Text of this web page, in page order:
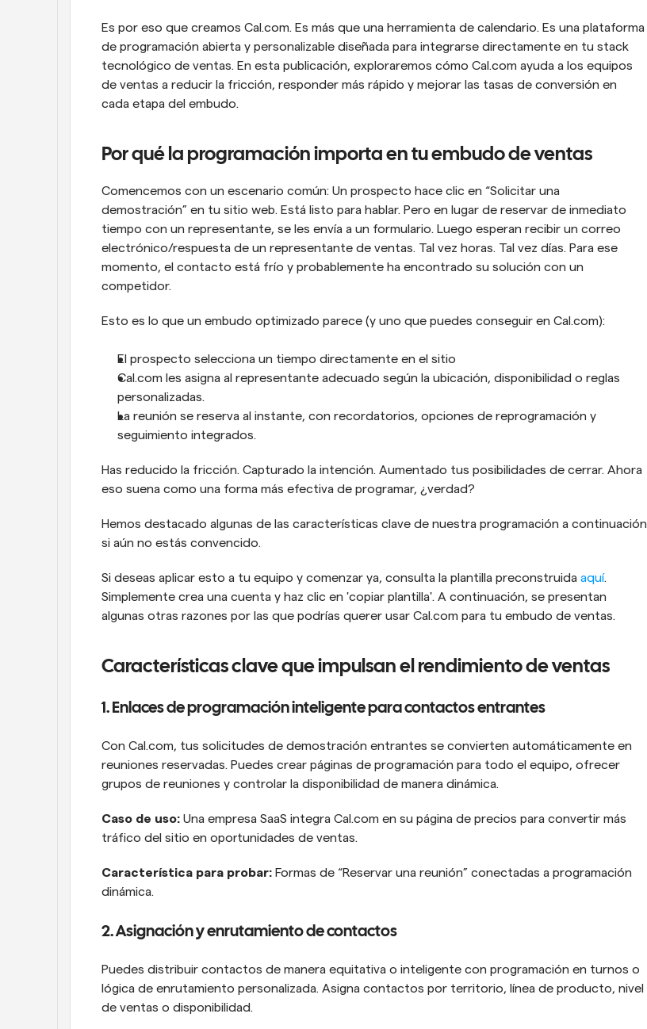
Es por eso que creamos Cal.com. Es más que una herramienta de calendario. Es una plataforma
de programación abierta y personalizable diseñada para integrarse directamente en tu stack
tecnológico de ventas. En esta publicación, exploraremos cómo Cal.com ayuda a los equipos
de ventas a reducir la fricción, responder más rápido y mejorar las tasas de conversión en
cada etapa del embudo.
Por qué la programación importa en tu embudo de ventas
Comencemos con un escenario común: Un prospecto hace clic en “Solicitar una
demostración” en tu sitio web. Está listo para hablar. Pero en lugar de reservar de inmediato
tiempo con un representante, se les envía a un formulario. Luego esperan recibir un correo
electrónico/respuesta de un representante de ventas. Tal vez horas. Tal vez días. Para ese
momento, el contacto está frío y probablemente ha encontrado su solución con un
competidor.
Esto es lo que un embudo optimizado parece (y uno que puedes conseguir en Cal.com):
El prospecto selecciona un tiempo directamente en el sitio
Cal.com les asigna al representante adecuado según la ubicación, disponibilidad o reglas
personalizadas.
La reunión se reserva al instante, con recordatorios, opciones de reprogramación y
seguimiento integrados.
Has reducido la fricción. Capturado la intención. Aumentado tus posibilidades de cerrar. Ahora
eso suena como una forma más efectiva de programar, ¿verdad?
Hemos destacado algunas de las características clave de nuestra programación a continuación
si aún no estás convencido.
Si deseas aplicar esto a tu equipo y comenzar ya, consulta la plantilla preconstruida aquí.
Simplemente crea una cuenta y haz clic en 'copiar plantilla'. A continuación, se presentan
algunas otras razones por las que podrías querer usar Cal.com para tu embudo de ventas.
Características clave que impulsan el rendimiento de ventas
1. Enlaces de programación inteligente para contactos entrantes
Con Cal.com, tus solicitudes de demostración entrantes se convierten automáticamente en
reuniones reservadas. Puedes crear páginas de programación para todo el equipo, ofrecer
grupos de reuniones y controlar la disponibilidad de manera dinámica.
Caso de uso: Una empresa SaaS integra Cal.com en su página de precios para convertir más
tráfico del sitio en oportunidades de ventas.
Característica para probar: Formas de “Reservar una reunión” conectadas a programación
dinámica.
2. Asignación y enrutamiento de contactos
Puedes distribuir contactos de manera equitativa o inteligente con programación en turnos o
lógica de enrutamiento personalizada. Asigna contactos por territorio, línea de producto, nivel
de ventas o disponibilidad.